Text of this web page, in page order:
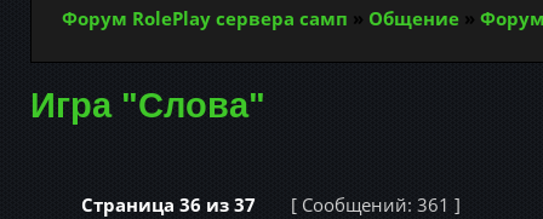
Форум RolePlay сервера самп » Общение »
Игра "Слова"
Страница 36 из 37 [ Сообщений: 361 ]